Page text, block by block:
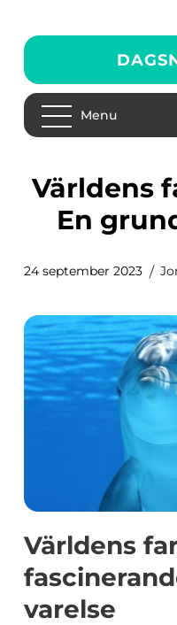
Menu
Världens farligaste katt:
En
24 september 2023
Världens
varelse